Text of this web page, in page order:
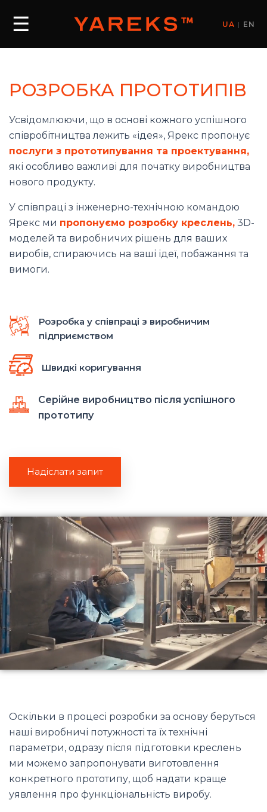
☰ UA | EN
РОЗРОБКА ПРОТОТИПІВ
Усвідомлюючи, що в основі кожного успішного
співробітництва лежить «ідея», Ярекс пропонує
послуги з прототипування та проектування,
які особливо важливі для початку виробництва
нового продукту.
У співпраці з інженерно-технічною командою
Ярекс ми пропонуємо розробку креслень, 3D-
моделей та виробничих рішень для ваших
виробів, спираючись на ваші ідеї, побажання та
вимоги.
Розробка у співпраці з виробничим
підприємством
Швидкі коригування
Серійне виробництво після успішного
прототипу
Надіслати запит
Оскільки в процесі розробки за основу беруться
наші виробничі потужності та їх технічні
параметри, одразу після підготовки креслень
ми можемо запропонувати виготовлення
конкретного прототипу, щоб надати краще
уявлення про функціональність виробу.